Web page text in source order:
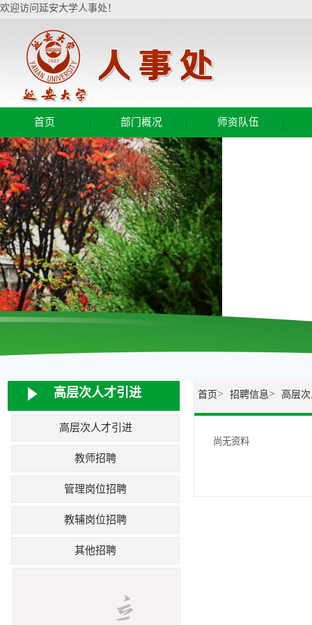
欢迎访问延安大学人事处！
首页 部门概况 师资队伍
高层次人才引进
高层次人才引进
教师招聘
管理岗位招聘
教辅岗位招聘
其他招聘
首页 > 招聘信息> 高层
尚无资料